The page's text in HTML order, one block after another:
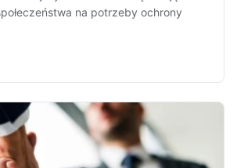
na potrzeby ochrony